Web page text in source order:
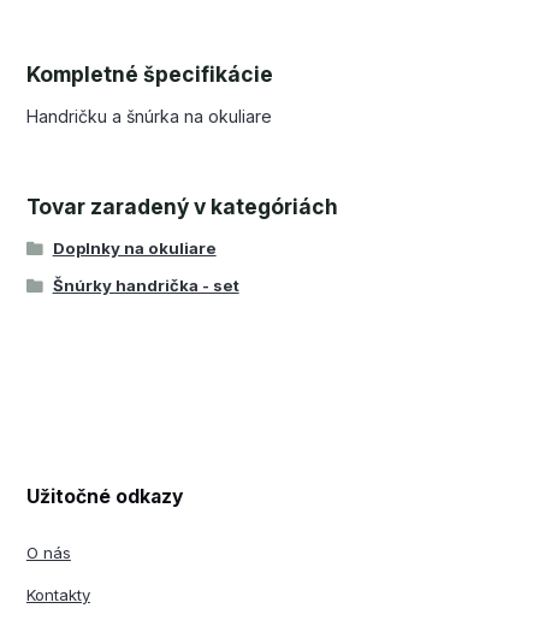
Kompletné špecifikácie
Handričku a šnúrka na okuliare
Tovar zaradený v kategóriách
Doplnky na okuliare
Šnúrky handrička - set
Užitočné odkazy
O nás
Kontakty